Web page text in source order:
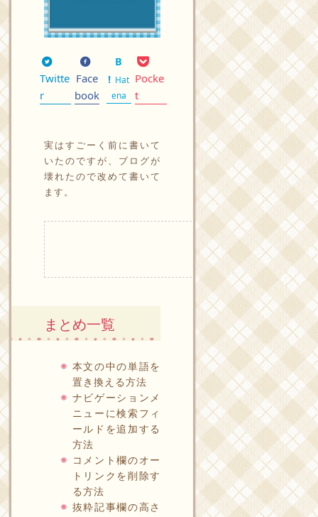
Twitte
r
Face
book
Hat
ena
Pocke
t
実はすごーく前に書いて
いたのですが、ブログが
壊れたので改めて書いて
ます。
まとめ一覧
本文の中の単語を
置き換える方法
ナビゲーションメ
ニューに検索フィ
ールドを追加する
方法
コメント欄のオー
トリンクを削除す
る方法
抜粋記事欄の高さ